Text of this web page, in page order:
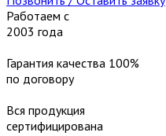
Работаем с
2003 года
Гарантия качества 100%
по договору
Вся продукция
сертифицирована